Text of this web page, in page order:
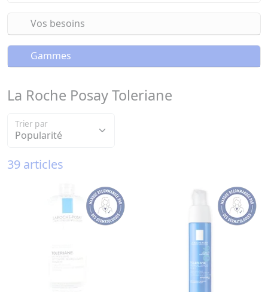
Vos besoins
Gammes
La Roche Posay Toleriane
Trier par
39 articles